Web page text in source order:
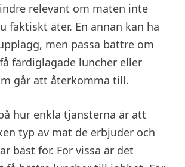
relevant om maten inte
faktiskt äter. En annan kan ha
men passa bättre om
färdiglagade luncher eller
går att återkomma till.
hur enkla tjänsterna är att
typ av mat de erbjuder och
bäst för. För vissa är det